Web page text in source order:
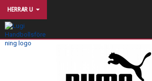
HERRAR U
START